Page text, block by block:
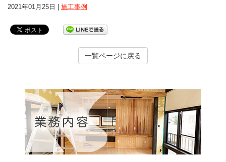
2021年01月25日 | 施工事例
一覧ページに戻る